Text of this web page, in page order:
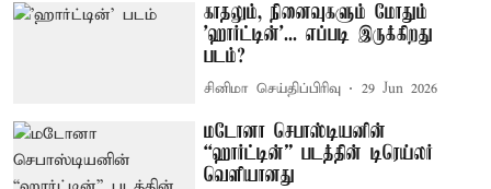
காதலும், நினைவுகளும் மோதும்
'ஹார்ட்டின்'... எப்படி இருக்கிறது
படம்?
சினிமா செய்திப்பிரிவு 29 Jun 2026
மடோனா செபாஸ்டியனின்
“ஹார்ட்டின்” படத்தின் டிரெய்லர்
வெளியானது